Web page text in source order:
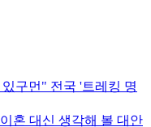
구먼" 전국 '트레킹 명
혼 대신 생각해 볼 대안